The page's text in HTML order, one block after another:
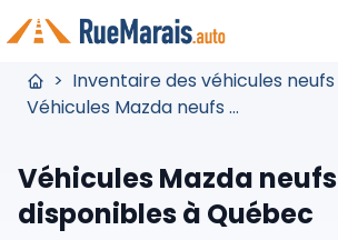
> Inventaire des véhicules neufs
Véhicules Mazda neufs disponibles à Québec
Véhicules Mazda neufs
disponibles à Québec